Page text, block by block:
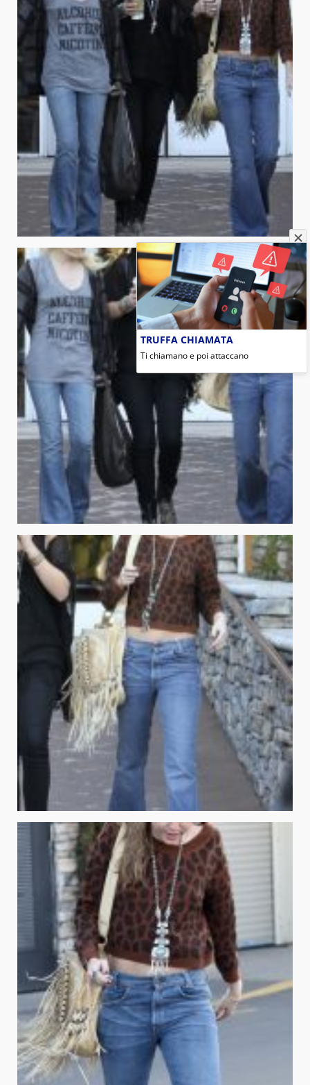
TRUFFA CHIAMATA
Ti chiamano e poi attaccano